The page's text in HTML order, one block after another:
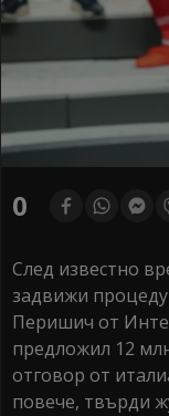
0
След известно
задвижи
Перишич от
предложил 12
отговор от
повече, твърди